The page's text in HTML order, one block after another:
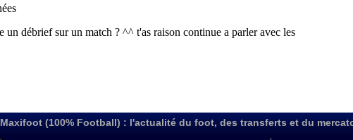
Maxifoot (100% Football) : l'actualité du foot, des transferts et du